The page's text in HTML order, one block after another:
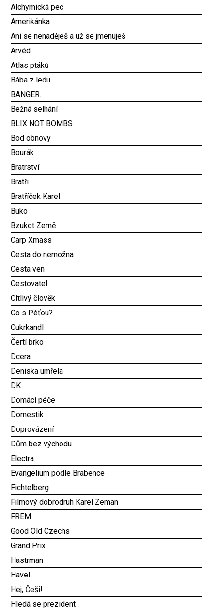
Alchymická pec
Amerikánka
Ani se nenaděješ a už se jmenuješ
Arvéd
Atlas ptáků
Bába z ledu
BANGER.
Bežná selhání
BLIX NOT BOMBS
Bod obnovy
Bourák
Bratrství
Bratři
Bratříček Karel
Buko
Bzukot Země
Carp Xmass
Cesta do nemožna
Cesta ven
Cestovatel
Citlivý člověk
Co s Péťou?
Cukrkandl
Čertí brko
Dcera
Deniska umřela
DK
Domácí péče
Domestik
Doprovázení
Dům bez východu
Electra
Evangelium podle Brabence
Fichtelberg
Filmový dobrodruh Karel Zeman
FREM
Good Old Czechs
Grand Prix
Hastrman
Havel
Hej, Češi!
Hledá se prezident